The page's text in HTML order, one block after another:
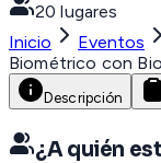
20 lugares
Inicio
Eventos
Biométrico con
Descripción
¿A quién